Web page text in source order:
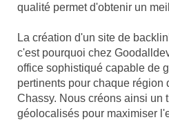
qualité permet d'obtenir un
La création d'un site de
c'est pourquoi chez
office sophistiqué capable de
pertinents pour chaque région
Chassy. Nous créons ainsi un
géolocalisés pour maximiser